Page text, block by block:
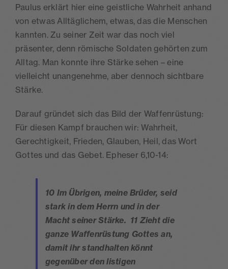
Paulus erklärt hier eine geistliche Wahrheit anhand
von etwas Alltäglichem, etwas, das die Menschen
kannten. Zu seiner Zeit war das noch viel
präsenter, denn römische Soldaten gehörten zum
Alltag. Man konnte ihre Stärke sehen – eine
vielleicht unangenehme, aber dennoch sichtbare
Stärke.
Darauf gründet sich das Bild der Waffenrüstung:
Für diesen Kampf brauchen wir: Wahrheit,
Gerechtigkeit, Frieden, Glauben, Heil, das Wort
Gottes und das Gebet. Epheser 6,10-14:
10 Im Übrigen, meine Brüder, seid
stark in dem Herrn und in der
Macht seiner Stärke. 11 Zieht die
ganze Waffenrüstung Gottes an,
damit ihr standhalten könnt
gegenüber den listigen